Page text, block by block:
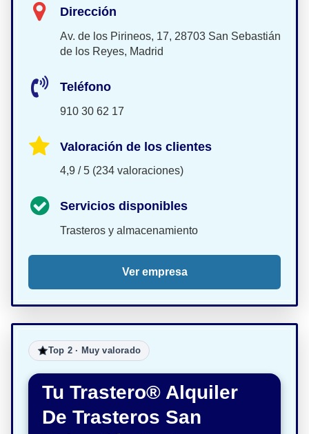
Dirección
Av. de los Pirineos, 17, 28703 San Sebastián
de los Reyes, Madrid
Teléfono
910 30 62 17
Valoración de los clientes
4,9 / 5 (234 valoraciones)
Servicios disponibles
Trasteros y almacenamiento
Ver empresa
Top 2 · Muy valorado
Tu Trastero® Alquiler
De Trasteros San